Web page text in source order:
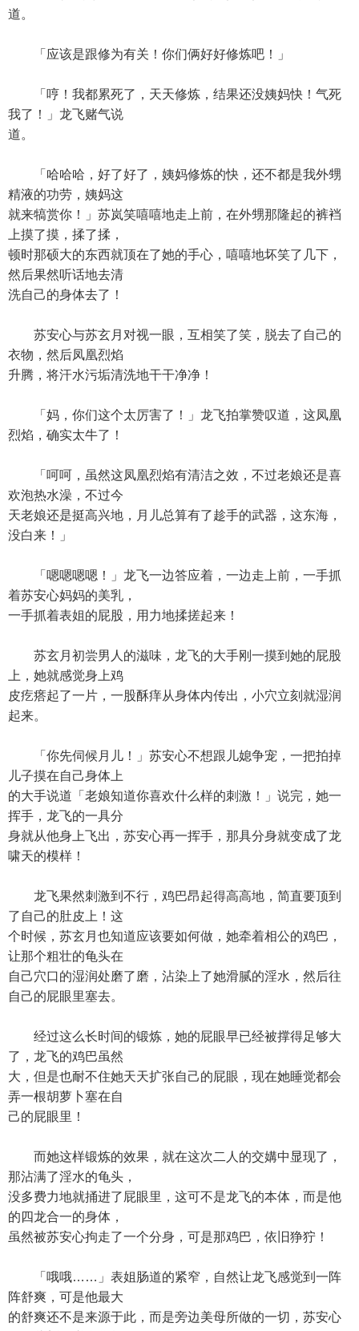
道。
「应该是跟修为有关！你们俩好好修炼吧！」
「哼！我都累死了，天天修炼，结果还没姨妈快！气死
我了！」龙飞赌气说
道。
「哈哈哈，好了好了，姨妈修炼的快，还不都是我外甥
精液的功劳，姨妈这
就来犒赏你！」苏岚笑嘻嘻地走上前，在外甥那隆起的裤裆
上摸了摸，揉了揉，
顿时那硕大的东西就顶在了她的手心，嘻嘻地坏笑了几下，
然后果然听话地去清
洗自己的身体去了！
苏安心与苏玄月对视一眼，互相笑了笑，脱去了自己的
衣物，然后凤凰烈焰
升腾，将汗水污垢清洗地干干净净！
「妈，你们这个太厉害了！」龙飞拍掌赞叹道，这凤凰
烈焰，确实太牛了！
「呵呵，虽然这凤凰烈焰有清洁之效，不过老娘还是喜
欢泡热水澡，不过今
天老娘还是挺高兴地，月儿总算有了趁手的武器，这东海，
没白来！」
「嗯嗯嗯嗯！」龙飞一边答应着，一边走上前，一手抓
着苏安心妈妈的美乳，
一手抓着表姐的屁股，用力地揉搓起来！
苏玄月初尝男人的滋味，龙飞的大手刚一摸到她的屁股
上，她就感觉身上鸡
皮疙瘩起了一片，一股酥痒从身体内传出，小穴立刻就湿润
起来。
「你先伺候月儿！」苏安心不想跟儿媳争宠，一把拍掉
儿子摸在自己身体上
的大手说道「老娘知道你喜欢什么样的刺激！」说完，她一
挥手，龙飞的一具分
身就从他身上飞出，苏安心再一挥手，那具分身就变成了龙
啸天的模样！
龙飞果然刺激到不行，鸡巴昂起得高高地，简直要顶到
了自己的肚皮上！这
个时候，苏玄月也知道应该要如何做，她牵着相公的鸡巴，
让那个粗壮的龟头在
自己穴口的湿润处磨了磨，沾染上了她滑腻的淫水，然后往
自己的屁眼里塞去。
经过这么长时间的锻炼，她的屁眼早已经被撑得足够大
了，龙飞的鸡巴虽然
大，但是也耐不住她天天扩张自己的屁眼，现在她睡觉都会
弄一根胡萝卜塞在自
己的屁眼里！
而她这样锻炼的效果，就在这次二人的交媾中显现了，
那沾满了淫水的龟头，
没多费力地就捅进了屁眼里，这可不是龙飞的本体，而是他
的四龙合一的身体，
虽然被苏安心拘走了一个分身，可是那鸡巴，依旧狰狞！
「哦哦……」表姐肠道的紧窄，自然让龙飞感觉到一阵
阵舒爽，可是他最大
的舒爽还不是来源于此，而是旁边美母所做的一切，苏安心